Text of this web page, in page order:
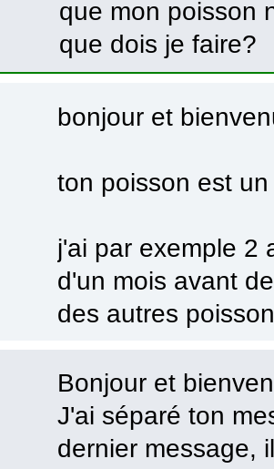
que mon poisson
que dois je faire?
bonjour et
ton poisson est
j'ai par exemple 2
d'un mois avant
des autres
Bonjour et
J'ai séparé ton
dernier message,